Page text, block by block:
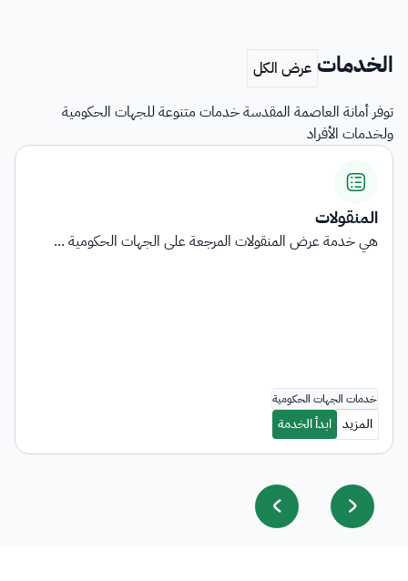
الخدمات
توفر أمانة العاصمة المقدسة خدمات متنوعة للجهات الحكومية
ولخدمات الأفراد
المنقولات
هي خدمة عرض المنقولات المرجعة على الجهات الحكومية ...